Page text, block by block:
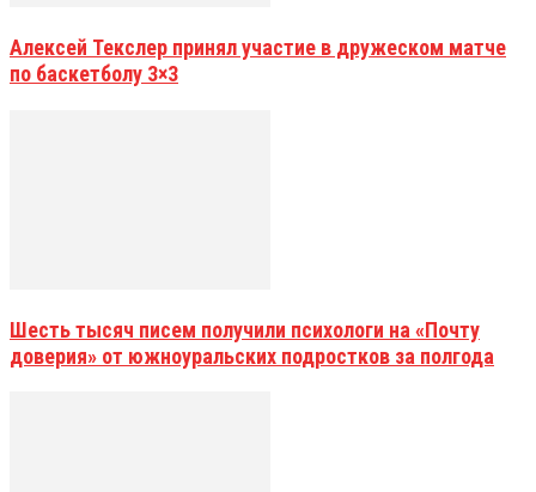
Алексей Текслер принял участие в дружеском матче
по баскетболу 3×3
Шесть тысяч писем получили психологи на «Почту
доверия» от южноуральских подростков за полгода